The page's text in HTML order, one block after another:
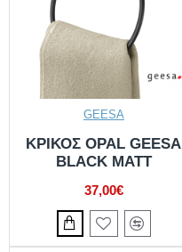
GEESA
ΚΡΙΚΟΣ OPAL GEESA
BLACK MATT
37,00€